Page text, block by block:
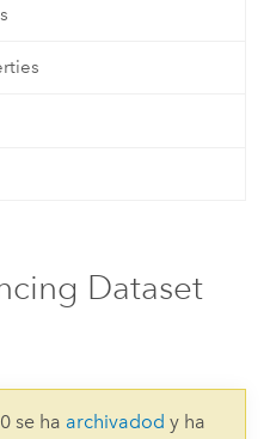
Dataset
se ha archivadod y ha